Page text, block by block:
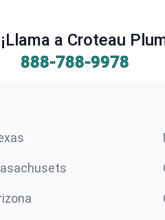
a Croteau
888-788-9978